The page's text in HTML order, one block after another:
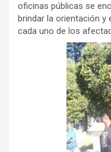
oficinas públicas se
brindar la orientación y
cada uno de los